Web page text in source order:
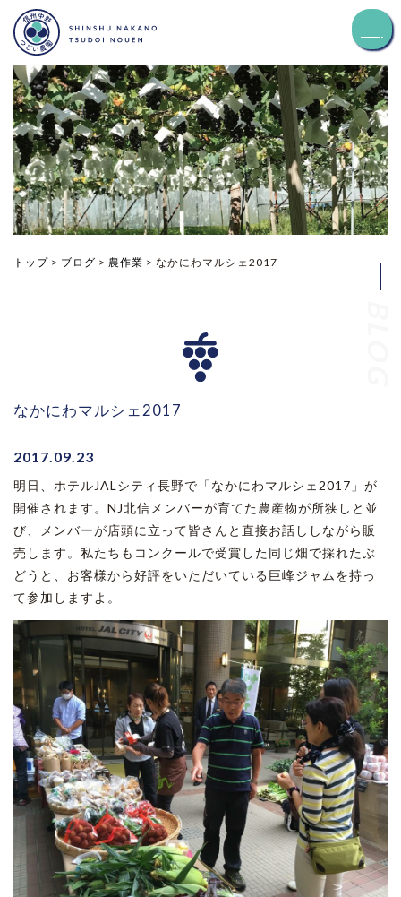
トップ
つどい農園について
品種紹介
お知らせ
お問い合わせ
トップ > ブログ > 農作業 > なかにわマルシェ2017
なかにわマルシェ2017
2017.09.23
明日、ホテルJALシティ長野で「なかにわマルシェ2017」が
開催されます。NJ北信メンバーが育てた農産物が所狭しと並
び、メンバーが店頭に立って皆さんと直接お話ししながら販
売します。私たちもコンクールで受賞した同じ畑で採れたぶ
どうと、お客様から好評をいただいている巨峰ジャムを持っ
て参加しますよ。